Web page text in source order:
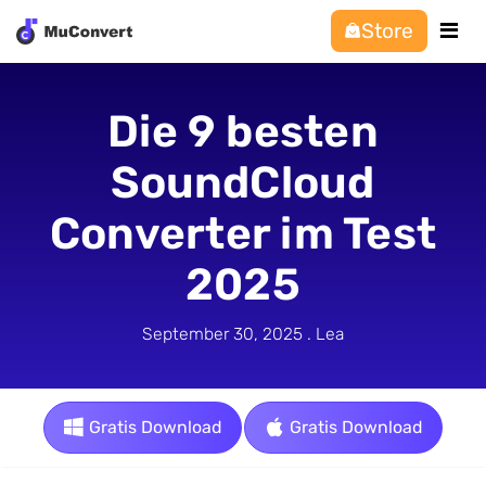
Store
Die 9 besten
SoundCloud
Converter im Test
2025
September 30, 2025 . Lea
Gratis Download Gratis Download